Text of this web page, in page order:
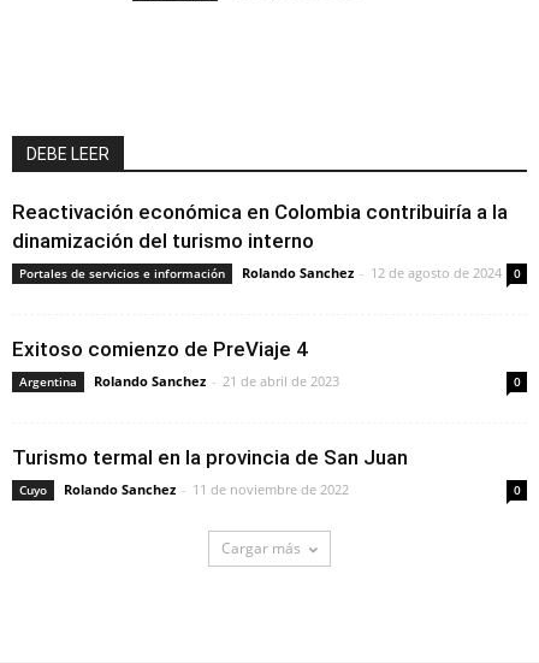
DEBE LEER
Reactivación económica en Colombia contribuiría a la
dinamización del turismo interno
Portales de servicios e información Rolando Sanchez - 12 de agosto de 2024 0
Exitoso comienzo de PreViaje 4
Argentina Rolando Sanchez - 21 de abril de 2023 0
Turismo termal en la provincia de San Juan
Cuyo Rolando Sanchez - 11 de noviembre de 2022 0
Cargar más